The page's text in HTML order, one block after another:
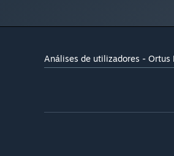
Análises de utilizadores - Ortus